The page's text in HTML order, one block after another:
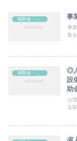
補助金・助成金 事
事
集
◎
設
助
お
る
省